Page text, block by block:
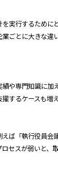
実行するため
ごとに大きな違
や専門知識に
するケースも増え
ば「執行役員
セスが弱いと、